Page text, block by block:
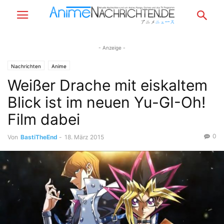
- Anzeige -
Nachrichten Anime
Weißer Drache mit eiskaltem
Blick ist im neuen Yu-GI-Oh!
Film dabei
Von BastiTheEnd - 18. März 2015 0